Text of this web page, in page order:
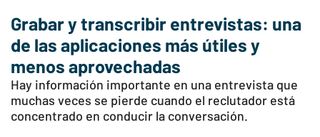
Grabar y transcribir entrevistas: una
de las aplicaciones más útiles y
menos aprovechadas
Hay información importante en una entrevista que
muchas veces se pierde cuando el reclutador está
concentrado en conducir la conversación.